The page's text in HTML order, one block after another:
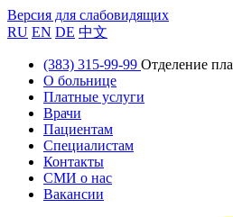
Версия для слабовидящих
RU EN DE 中文
(383) 315-99-99 Отделение
О больнице
Платные услуги
Врачи
Пациентам
Специалистам
Контакты
СМИ о нас
Вакансии